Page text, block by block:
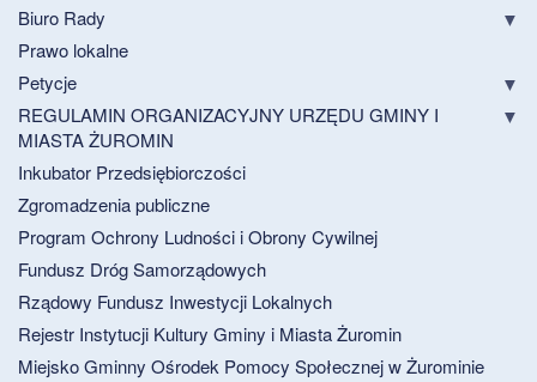
Biuro Rady
Prawo lokalne
Petycje
REGULAMIN ORGANIZACYJNY URZĘDU GMINY I
MIASTA ŻUROMIN
Inkubator Przedsiębiorczości
Zgromadzenia publiczne
Program Ochrony Ludności i Obrony Cywilnej
Fundusz Dróg Samorządowych
Rządowy Fundusz Inwestycji Lokalnych
Rejestr Instytucji Kultury Gminy i Miasta Żuromin
Miejsko Gminny Ośrodek Pomocy Społecznej w Żurominie